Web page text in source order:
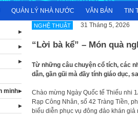
QUẢN LÝ NHÀ NƯỚC VĂN BẢN TIN
NGHỆ THUẬT 31 Tháng 5, 2026
“Lời bà kể” – Món quà
Từ những câu chuyện cổ tích, các
dẫn, gần gũi mà đầy tính giáo dục,
Chào mừng Ngày Quốc tế Thiếu nhi
Rạp Công Nhân, số 42 Tràng Tiền,
biểu diễn phục vụ đông đảo khán giả
minh